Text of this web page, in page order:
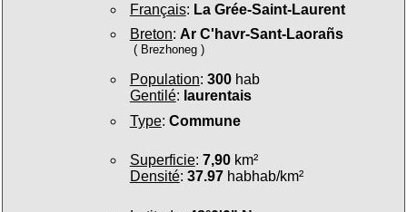
Français: La Grée-Saint-Laurent
Breton: Ar C'havr-Sant-Laorañs
( Brezhoneg )
Population: 300hab
Gentilé: laurentais
Type: Commune
Superficie: 7,90km²
Densité: 37.97habhab/km²